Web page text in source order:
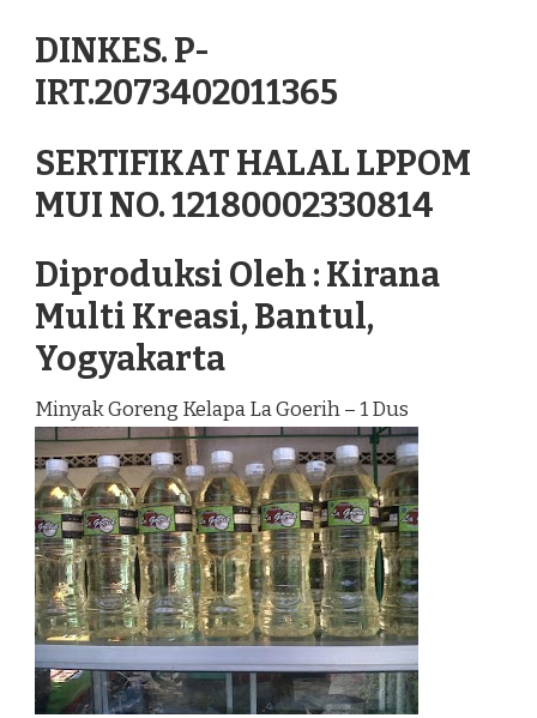
DINKES. P-
IRT.2073402011365
SERTIFIKAT HALAL LPPOM
MUI NO. 12180002330814
Diproduksi Oleh : Kirana
Multi Kreasi, Bantul,
Yogyakarta
Minyak Goreng Kelapa La Goerih – 1 Dus